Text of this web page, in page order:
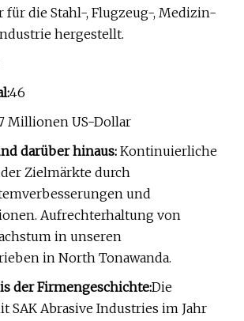
für die Stahl-, Flugzeug-, Medizin-
hergestellt.
46
Millionen US-Dollar
darüber hinaus: Kontinuierliche
Zielmärkte durch
und
Aufrechterhaltung von
in unseren
in North Tonawanda.
der Firmengeschichte:Die
SAK Abrasive Industries im Jahr